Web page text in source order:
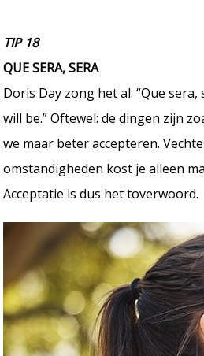
TIP 18
QUE SERA, SERA
Doris Day zong het al: “Que
will be.” Oftewel: de dingen zijn
we maar beter accepteren.
omstandigheden kost je alleen
Acceptatie is dus het toverwoord.